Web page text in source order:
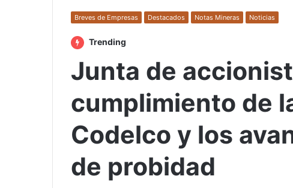
Breves de Empresas Destacados Notas Mineras Noticias
Trending
Junta de
cumplimiento de
Codelco y los
de probidad